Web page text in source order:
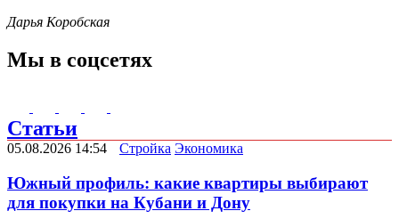
Дарья Коробская
Мы в соцсетях
Статьи
05.08.2026 14:54 Стройка Экономика
Южный профиль: какие квартиры выбирают
для покупки на Кубани и Дону